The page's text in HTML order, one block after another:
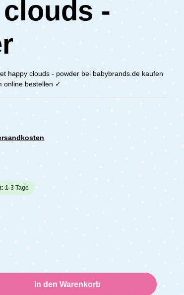
-
happy clouds - powder bei babybrands.de kaufen
online bestellen ✓
von 0 von 5 Sternen
1-3 Tage
den gewünschten Wert ein
In den Warenkorb